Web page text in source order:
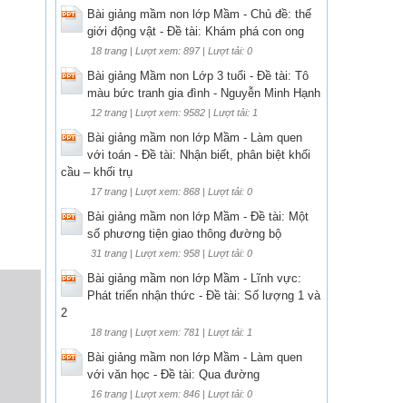
Bài giảng mầm non lớp Mầm - Chủ đề: thế
giới động vật - Đề tài: Khám phá con ong
18 trang | Lượt xem: 897 | Lượt tải: 0
Bài giảng Mầm non Lớp 3 tuổi - Đề tài: Tô
màu bức tranh gia đình - Nguyễn Minh Hạnh
12 trang | Lượt xem: 9582 | Lượt tải: 1
Bài giảng mầm non lớp Mầm - Làm quen
với toán - Đề tài: Nhận biết, phân biệt khối
cầu – khối trụ
17 trang | Lượt xem: 868 | Lượt tải: 0
Bài giảng mầm non lớp Mầm - Đề tài: Một
số phương tiện giao thông đường bộ
31 trang | Lượt xem: 958 | Lượt tải: 0
Bài giảng mầm non lớp Mầm - Lĩnh vực:
Phát triển nhận thức - Đề tài: Số lượng 1 và
2
18 trang | Lượt xem: 781 | Lượt tải: 1
Bài giảng mầm non lớp Mầm - Làm quen
với văn học - Đề tài: Qua đường
16 trang | Lượt xem: 846 | Lượt tải: 0